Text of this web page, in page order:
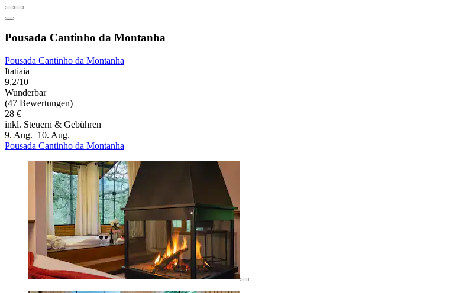
Pousada Cantinho da Montanha
Pousada Cantinho da Montanha
Itatiaia
9,2/10
Wunderbar
(47 Bewertungen)
28 €
inkl. Steuern & Gebühren
9. Aug.–10. Aug.
Pousada Cantinho da Montanha